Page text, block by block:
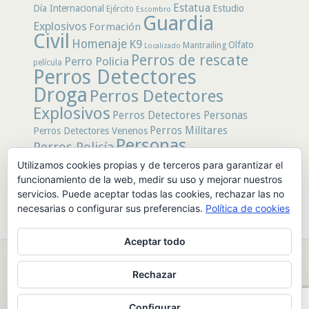
Día Internacional
Ejército Escombro Estatua Estudio
Explosivos Formación Guardia
Civil Homenaje K9 Localizado Mantrailing Olfato
película Perro Policia Perros de rescate
Perros Detectores
Droga Perros Detectores
Explosivos Perros Detectores Personas
Perros Detectores Venenos Perros Militares
Perros PolicíaPersonas
Desaparecidas Policía Policía Local
Policía Nacionalrastro rescate Restos
humanosTerremoto Tertulias Caninas Unidad
canina Veneno Video
© 2026 PerrosdeBusqueda |Política de Privacidad y Aviso Legal|
Utilizamos cookies propias y de terceros para garantizar el
funcionamiento de la web, medir su uso y mejorar nuestros
servicios. Puede aceptar todas las cookies, rechazar las no
necesarias o configurar sus preferencias. Política de cookies
Aceptar todo
Rechazar